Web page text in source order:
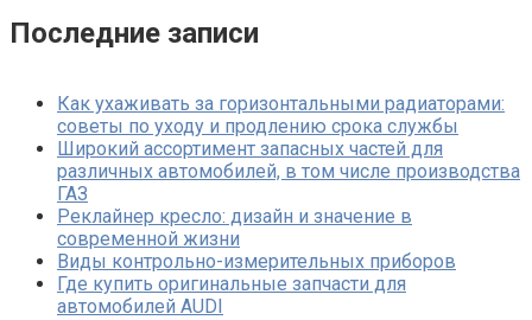
Последние записи
Как ухаживать за горизонтальными радиаторами:
советы по уходу и продлению срока службы
Широкий ассортимент запасных частей для
различных автомобилей, в том числе производства
ГАЗ
Реклайнер кресло: дизайн и значение в
современной жизни
Виды контрольно-измерительных приборов
Где купить оригинальные запчасти для
автомобилей AUDI